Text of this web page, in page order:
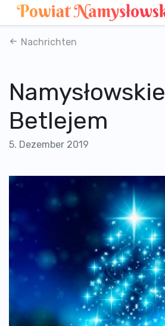
Nachrichten
Namysłowskie
Betlejem
5. Dezember 2019